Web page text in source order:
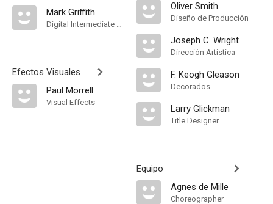
Mark Griffith
Digital Intermediate Colorist
Efectos Visuales
Paul Morrell
Visual Effects
Oliver Smith
Diseño de Producción
Joseph C. Wright
Dirección Artística
F. Keogh Gleason
Decorados
Larry Glickman
Title Designer
Equipo
Agnes de Mille
Choreographer